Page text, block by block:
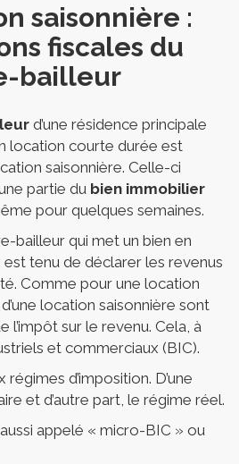
saisonnière :
fiscales du
bailleur
d’une résidence principale
location courte durée est
saisonnière. Celle-ci
partie du bien immobilier
pour quelques semaines.
bailleur qui met un bien en
tenu de déclarer les revenus
Comme pour une location
location saisonnière sont
l’impôt sur le revenu. Cela, à
et commerciaux (BIC).
d’imposition. D’une
et d’autre part, le régime réel.
appelé « micro-BIC » ou